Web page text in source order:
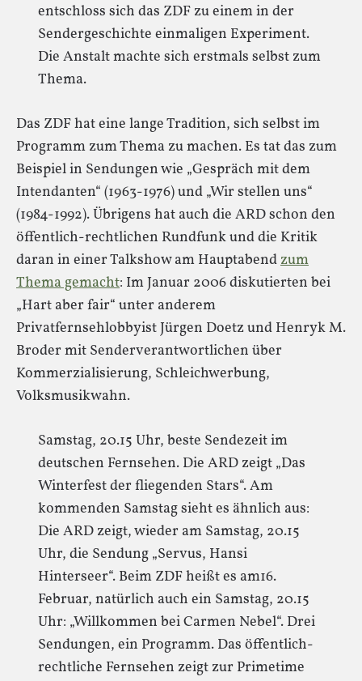
entschloss sich das ZDF zu einem in der
Sendergeschichte einmaligen Experiment.
Die Anstalt machte sich erstmals selbst zum
Thema.
Das ZDF hat eine lange Tradition, sich selbst im
Programm zum Thema zu machen. Es tat das zum
Beispiel in Sendungen wie „Gespräch mit dem
Intendanten“ (1963-1976) und „Wir stellen uns“
(1984-1992). Übrigens hat auch die ARD schon den
öffentlich-rechtlichen Rundfunk und die Kritik
daran in einer Talkshow am Hauptabendzum
Thema gemacht: Im Januar 2006 diskutierten bei
„Hart aber fair“ unter anderem
Privatfernsehlobbyist Jürgen Doetz und Henryk M.
Broder mit Senderverantwortlichen über
Kommerzialisierung, Schleichwerbung,
Volksmusikwahn.
Samstag, 20.15 Uhr, beste Sendezeit im
deutschen Fernsehen. Die ARD zeigt „Das
Winterfest der fliegenden Stars“. Am
kommenden Samstag sieht es ähnlich aus:
Die ARD zeigt, wieder am Samstag, 20.15
Uhr, die Sendung „Servus, Hansi
Hinterseer“. Beim ZDF heißt es am16.
Februar, natürlich auch ein Samstag, 20.15
Uhr: „Willkommen bei Carmen Nebel“. Drei
Sendungen, ein Programm. Das öffentlich-
rechtliche Fernsehen zeigt zur Primetime